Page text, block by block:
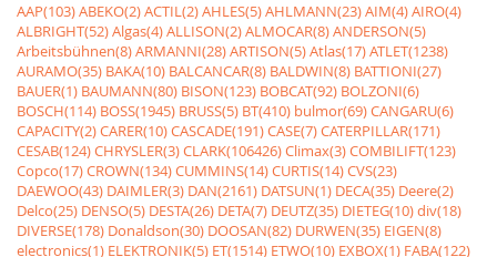
AAP(103)ABEKO(2)ACTIL(2)AHLES(5)AHLMANN(23)AIM(4)AIRO(4)
ALBRIGHT(52)Algas(4)ALLISON(2)ALMOCAR(8)ANDERSON(5)
Arbeitsbühnen(8)ARMANNI(28)ARTISON(5)Atlas(17)ATLET(1238)
AURAMO(35) BAKA(10) BALCANCAR(8) BALDWIN(8) BATTIONI(27)
BAUER(1) BAUMANN(80) BISON(123) BOBCAT(92) BOLZONI(6)
BOSCH(114) BOSS(1945) BRUSS(5) BT(410) bulmor(69)CANGARU(6)
CAPACITY(2)CARER(10)CASCADE(191)CASE(7)CATERPILLAR(171)
CESAB(124)CHRYSLER(3)CLARK(106426)Climax(3)COMBILIFT(123)
Copco(17)CROWN(134)CUMMINS(14)CURTIS(14)CVS(23)
DAEWOO(43) DAIMLER(3) DAN(2161) DATSUN(1) DECA(35) Deere(2)
Delco(25) DENSO(5) DESTA(26) DETA(7) DEUTZ(35) DIETEG(10)div(18)
DIVERSE(178) Donaldson(30) DOOSAN(82) DURWEN(35) EIGEN(8)
electronics(1) ELEKTRONIK(5) ET(1514) ETWO(10) EXBOX(1) FABA(122)